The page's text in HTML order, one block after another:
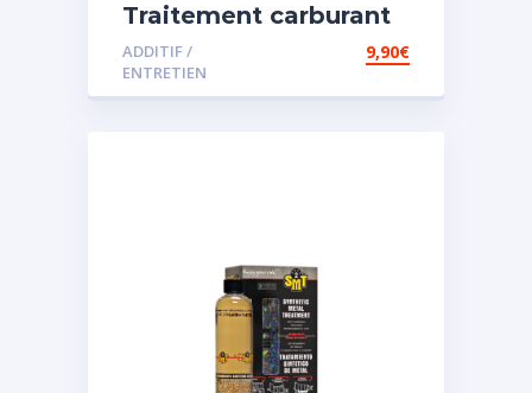
Traitement carburant
spécial diesel
ADDITIF /
ENTRETIEN
9,90€